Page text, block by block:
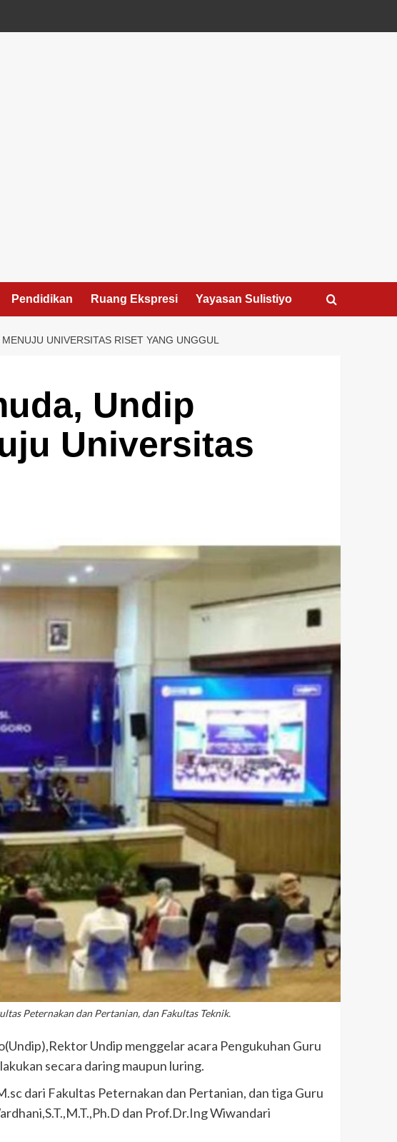
Pendidikan Ruang Ekspresi Yayasan Sulistiyo
UNIVERSITAS RISET YANG UNGGUL
Undip
Universitas
Peternakan dan Pertanian, dan Fakultas Teknik.
Undip menggelar acara Pengukuhan Guru
secara daring maupun luring.
dari Fakultas Peternakan dan Pertanian, dan tiga Guru
dan Prof.Dr.Ing Wiwandari